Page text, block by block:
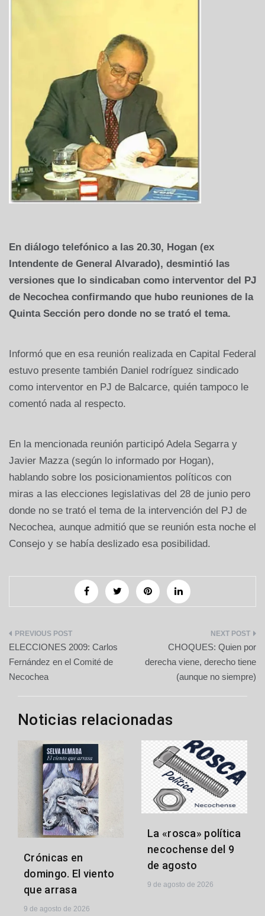
En diálogo telefónico a las 20.30, Hogan (ex
Intendente de General Alvarado), desmintió las
versiones que lo sindicaban como interventor del PJ
de Necochea confirmando que hubo reuniones de la
Quinta Sección pero donde no se trató el tema.
Informó que en esa reunión realizada en Capital Federal
estuvo presente también Daniel rodríguez sindicado
como interventor en PJ de Balcarce, quién tampoco le
comentó nada al respecto.
En la mencionada reunión participó Adela Segarra y
Javier Mazza (según lo informado por Hogan),
hablando sobre los posicionamientos políticos con
miras a las elecciones legislativas del 28 de junio pero
donde no se trató el tema de la intervención del PJ de
Necochea, aunque admitió que se reunión esta noche el
Consejo y se había deslizado esa posibilidad.
Navegación
de
entradas
ELECCIONES 2009: Carlos
Fernández en el Comité de
Necochea
CHOQUES: Quien por
derecha viene, derecho tiene
(aunque no siempre)
Noticias relacionadas
Crónicas en
domingo. El viento
que arrasa
9 de agosto de 2026
La «rosca» política
necochense del 9
de agosto
9 de agosto de 2026